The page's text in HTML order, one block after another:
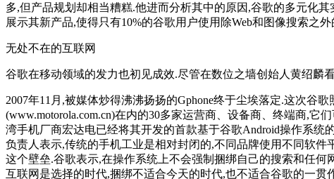
多,但产品规划却相当糟糕.他进而分析其中的原因,谷歌的多元化
展示其新产品,使得只有10%的谷歌用户使用除Web和图像搜索之
无处不在的互联网
谷歌在移动领域的发力也初见成效.尽管在数位之墙创始人黄绍麟
2007年11月,被媒体炒得沸沸扬扬的Gphone终于尘埃落定.这次谷
(www.motorola.com.cn)在内的30多家运营商、设备商、终端商,
湾手机厂商宏达电已经将其开发的首款基于谷歌Android操作系统
负责人表示,传统的手机工业是相对封闭的,不同品牌使用不同软
这个壁垒.谷歌表示,在操作系统上不会强制捆绑自己的搜索和任
互联网是选择的时代,捆绑不适合今天的时代,也不适合谷歌的一贯